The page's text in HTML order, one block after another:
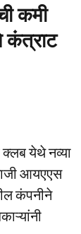
कमी
कंत्राट
येथे नव्या
आयएएस
कंपनीने